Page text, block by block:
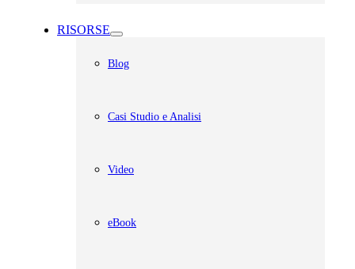
RISORSE
Blog
Casi Studio e Analisi
Video
eBook